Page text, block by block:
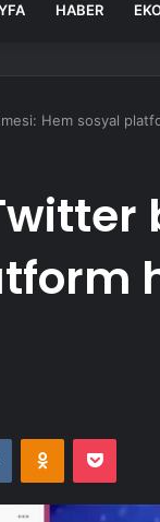
HABER
Hem sosyal
VKontakteOdnoklassniki
Pocket